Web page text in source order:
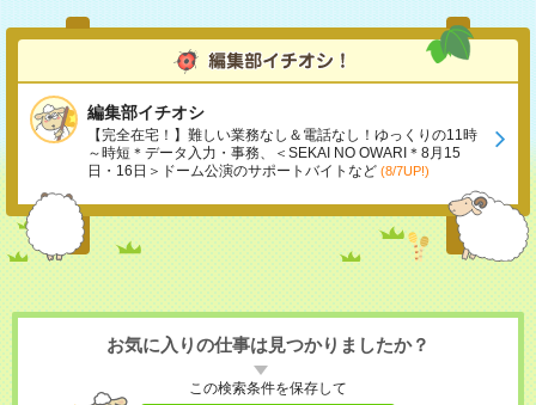
編集部イチオシ
【完全在宅！】難しい業務なし＆電話なし！ゆっくりの11時
～時短＊データ入力・事務、＜SEKAI NO OWARI＊8月15
日・16日＞ドーム公演のサポートバイトなど (8/7UP!)
お気に入りの仕事は見つかりましたか？
この検索条件を保存して